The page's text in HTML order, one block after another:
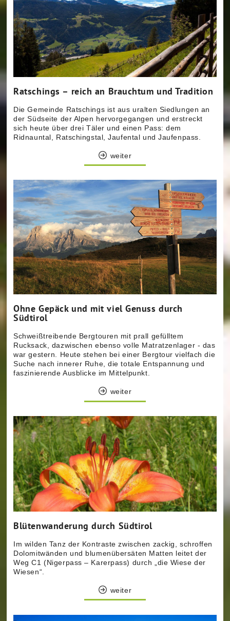
Ratschings – reich an Brauchtum und Tradition
Die Gemeinde Ratschings ist aus uralten Siedlungen an
der Südseite der Alpen hervorgegangen und erstreckt
sich heute über drei Täler und einen Pass: dem
Ridnauntal, Ratschingstal, Jaufental und Jaufenpass.
weiter
Ohne Gepäck und mit viel Genuss durch
Südtirol
Schweißtreibende Bergtouren mit prall gefülltem
Rucksack, dazwischen ebenso volle Matratzenlager - das
war gestern. Heute stehen bei einer Bergtour vielfach die
Suche nach innerer Ruhe, die totale Entspannung und
faszinierende Ausblicke im Mittelpunkt.
weiter
Blütenwanderung durch Südtirol
Im wilden Tanz der Kontraste zwischen zackig, schroffen
Dolomitwänden und blumenübersäten Matten leitet der
Weg C1 (Nigerpass – Karerpass) durch „die Wiese der
Wiesen“.
weiter